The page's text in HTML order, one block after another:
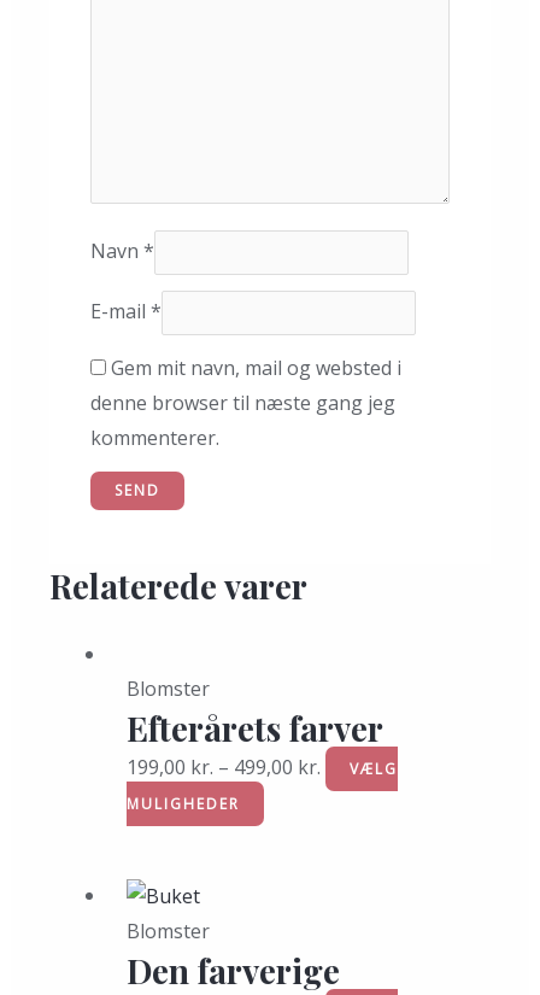
Navn *
E-mail *
Gem mit navn, mail og websted i
denne browser til næste gang jeg
kommenterer.
Relaterede varer
Blomster
Efterårets farver
199,00 kr. – 499,00 kr.
VÆLG
MULIGHEDER
Blomster
Den farverige